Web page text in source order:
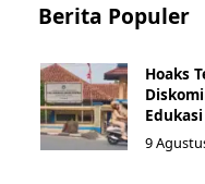
Berita Populer
Hoaks
9